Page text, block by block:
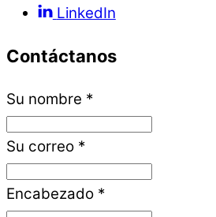
LinkedIn
Contáctanos
Su nombre *
Su correo *
Encabezado *